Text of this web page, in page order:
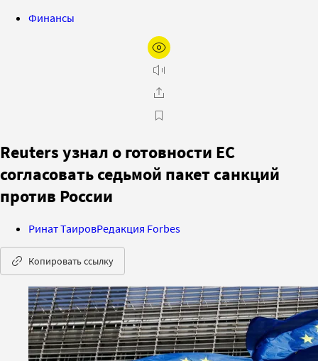
Финансы
Reuters узнал о готовности ЕС
согласовать седьмой пакет санкций
против России
Ринат ТаировРедакция Forbes
Копировать ссылку